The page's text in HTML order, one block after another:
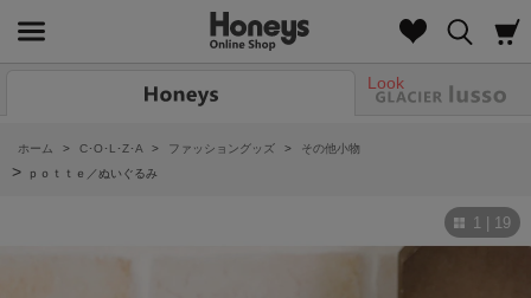
Look
ホーム > C･O･L･Z･A > ファッショングッズ > その他小物
> ｐｏｔｔｅ／ぬいぐるみ
1 | 19